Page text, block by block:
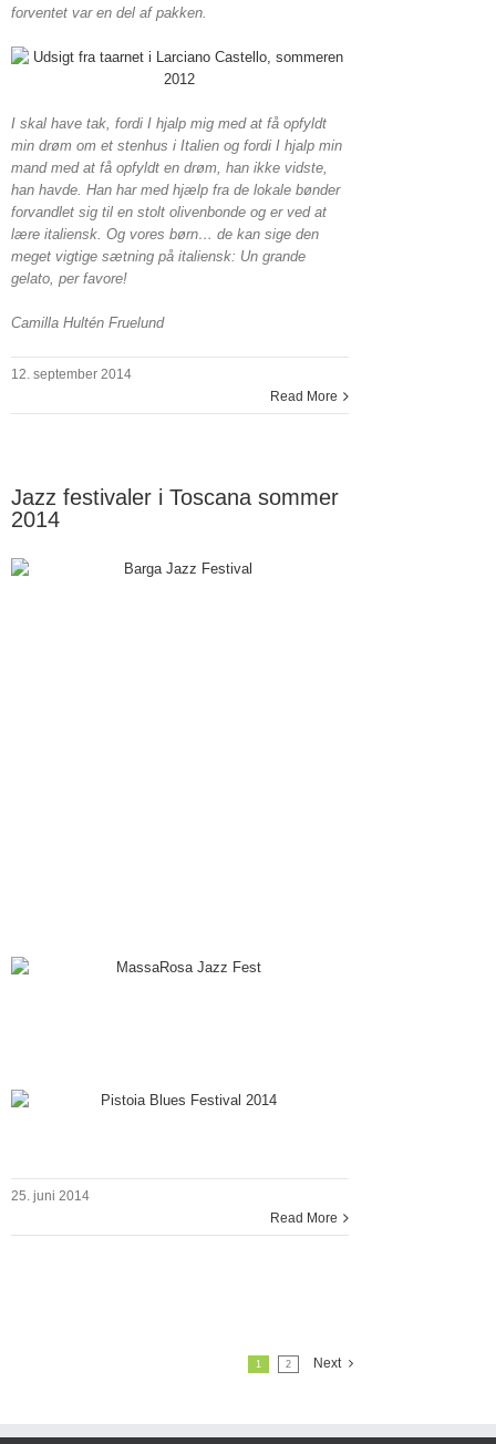
forventet var en del af pakken.
I skal have tak, fordi I hjalp mig med at få opfyldt
min drøm om et stenhus i Italien og fordi I hjalp min
mand med at få opfyldt en drøm, han ikke vidste,
han havde. Han har med hjælp fra de lokale bønder
forvandlet sig til en stolt olivenbonde og er ved at
lære italiensk. Og vores børn… de kan sige den
meget vigtige sætning på italiensk: Un grande
gelato, per favore!
Camilla Hultén Fruelund
12. september 2014
Read More
Jazz festivaler i Toscana sommer
2014
25. juni 2014
Read More
1 2 Next